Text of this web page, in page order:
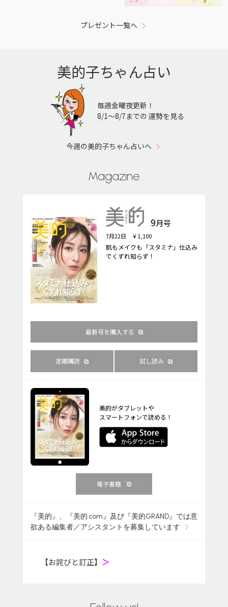
プレゼント一覧へ
美的子ちゃん占い
毎週金曜夜更新！
8/1〜8/7までの 運勢を見る
今週の美的子ちゃん占いへ
Magazine
9月号
7月22日 ￥1,100
肌もメイクも「スタミナ」仕込み
でくずれ知らず！
最新号を購入する
定期購読 試し読み
美的がタブレットや
スマートフォンで読める！
電子書籍
『美的』、『美的.com』及び『美的GRAND』では意
欲ある編集者／アシスタントを募集しています
【お詫びと訂正】 ＞